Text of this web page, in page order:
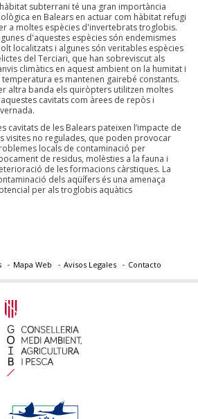
subterrani té una gran importància
en Balears en actuar com hàbitat refugi
a moltes espècies d'invertebrats troglobis.
d'aquestes espècies són endemismes
localitzats i algunes són veritables espècies
del Terciari, que han sobreviscut als
climàtics en aquest ambient on la humitat i
temperatura es mantenen gairebé constants.
altra banda els quiròpters utilitzen moltes
cavitats com àrees de repòs i
cavitats de les Balears pateixen l’impacte de
visites no regulades, que poden provocar
locals de contaminació per
de residus, molèsties a la fauna i
de les formacions càrstiques. La
dels aqüífers és una amenaça
per als troglobis aquàtics
Mapa Web Avisos Legales Contacto